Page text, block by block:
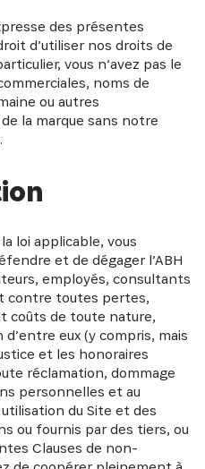
des présentes
d’utiliser nos droits de
vous n’avez pas le
noms de
ou autres
la marque sans notre
loi applicable, vous
et de dégager l’ABH
employés, consultants
contre toutes pertes,
coûts de toute nature,
eux (y compris, mais
et les honoraires
réclamation, dommage
personnelles et au
du Site et des
ou fournis par des tiers, ou
Clauses de non-